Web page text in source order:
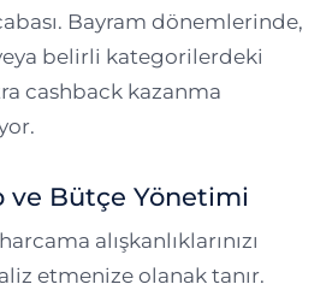
Bayram dönemlerinde,
belirli kategorilerdeki
cashback kazanma
ve Bütçe Yönetimi
alışkanlıklarınızı
etmenize olanak tanır.